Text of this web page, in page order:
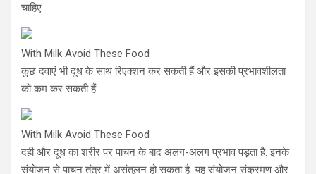
चाहिए
With Milk Avoid These Food
कुछ दवाएं भी दूध के साथ रिएक्शन कर सकती हैं और इसकी प्रभावशीलता
को कम कर सकती हैं.
With Milk Avoid These Food
दही और दूध का शरीर पर पाचन के बाद अलग-अलग प्रभाव पड़ता है. इनके
संयोजन से पाचन तंत्र में असंतुलन हो सकता है. यह संयोजन संक्रमण और